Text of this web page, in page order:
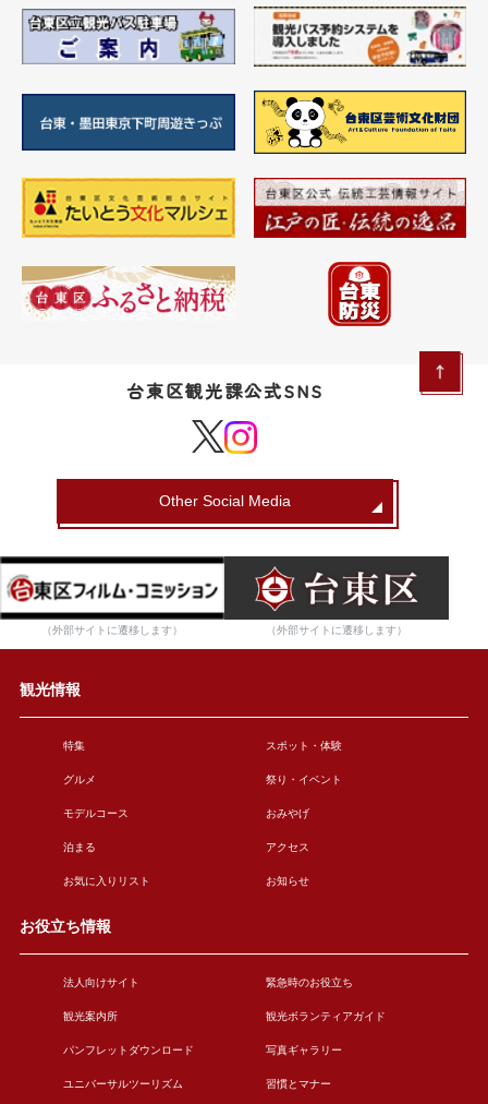
台東区観光課公式SNS
Other Social Media
（外部サイトに遷移します） （外部サイトに遷移します）
観光情報
特集 スポット・体験
グルメ 祭り・イベント
モデルコース おみやげ
泊まる アクセス
お気に入りリスト お知らせ
お役立ち情報
法人向けサイト 緊急時のお役立ち
観光案内所 観光ボランティアガイド
パンフレットダウンロード 写真ギャラリー
ユニバーサルツーリズム 習慣とマナー